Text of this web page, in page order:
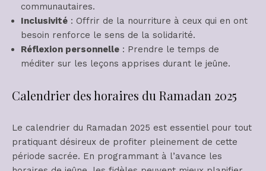
communautaires.
Inclusivité : Offrir de la nourriture à ceux qui en ont
besoin renforce le sens de la solidarité.
Réflexion personnelle : Prendre le temps de
méditer sur les leçons apprises durant le jeûne.
Calendrier des horaires du Ramadan 2025
Le calendrier du Ramadan 2025 est essentiel pour tout
pratiquant désireux de profiter pleinement de cette
période sacrée. En programmant à l’avance les